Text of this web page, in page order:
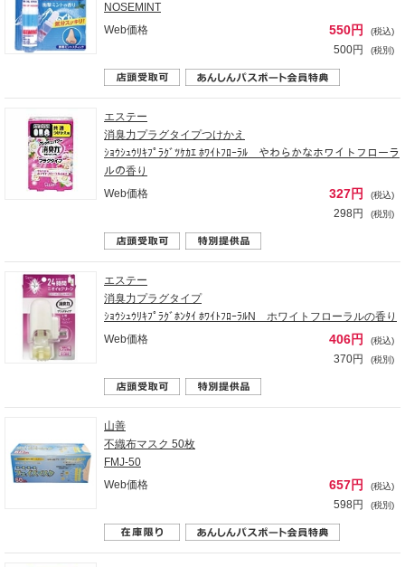
NOSEMINT
Web価格
550円 (税込)
500円 (税別)
エステー
消臭力プラグタイプつけかえ
ｼｮｳｼｭｳﾘｷﾌﾟﾗｸﾞﾂｹｶｴ ﾎﾜｲﾄﾌﾛｰﾗﾙ やわらかなホワイトフローラ
ルの香り
Web価格
327円 (税込)
298円 (税別)
エステー
消臭力プラグタイプ
ｼｮｳｼｭｳﾘｷﾌﾟﾗｸﾞﾎﾝﾀｲ ﾎﾜｲﾄﾌﾛｰﾗﾙN ホワイトフローラルの香り
Web価格
406円 (税込)
370円 (税別)
山善
不織布マスク 50枚
FMJ-50
Web価格
657円 (税込)
598円 (税別)